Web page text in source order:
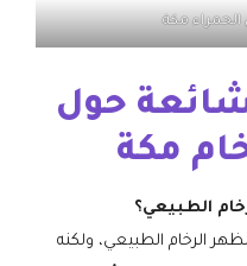
الحمراء مكة
حول
مكة
الطبيعي؟
الرخام الطبيعي، ولكنه